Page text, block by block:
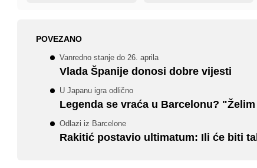
POVEZANO
Vanredno stanje do 26. aprila
Vlada Španije donosi dobre vijesti
U Japanu igra odlično
Legenda se vraća u Barcelonu?
Odlazi iz Barcelone
Rakitić postavio ultimatum: Ili će biti